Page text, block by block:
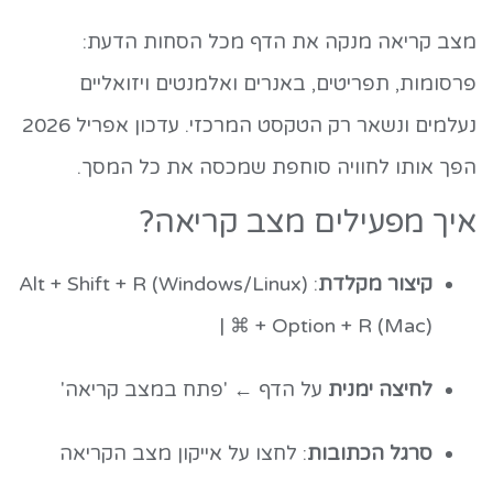
מצב קריאה מנקה את הדף מכל הסחות הדעת:
פרסומות, תפריטים, באנרים ואלמנטים ויזואליים
נעלמים ונשאר רק הטקסט המרכזי. עדכון אפריל 2026
הפך אותו לחוויה סוחפת שמכסה את כל המסך.
איך מפעילים מצב קריאה?
קיצור מקלדת : Alt + Shift + R (Windows/Linux)
| ⌘ + Option + R (Mac)
לחיצה ימנית על הדף ← 'פתח במצב קריאה'
סרגל הכתובות: לחצו על אייקון מצב הקריאה